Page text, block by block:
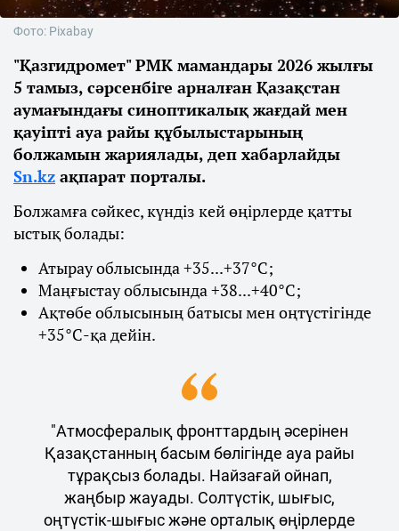
Фото: Pixabay
"Қазгидромет" РМК мамандары 2026 жылғы
5 тамыз, сәрсенбіге арналған Қазақстан
аумағындағы синоптикалық жағдай мен
қауіпті ауа райы құбылыстарының
болжамын жариялады, деп хабарлайды
Sn.kz ақпарат порталы.
Болжамға сәйкес, күндіз кей өңірлерде қатты
ыстық болады:
Атырау облысында +35...+37°С;
Маңғыстау облысында +38...+40°С;
Ақтөбе облысының батысы мен оңтүстігінде
+35°С-қа дейін.
"Атмосфералық фронттардың әсерінен
Қазақстанның басым бөлігінде ауа райы
тұрақсыз болады. Найзағай ойнап,
жаңбыр жауады. Солтүстік, шығыс,
оңтүстік-шығыс және орталық өңірлерде